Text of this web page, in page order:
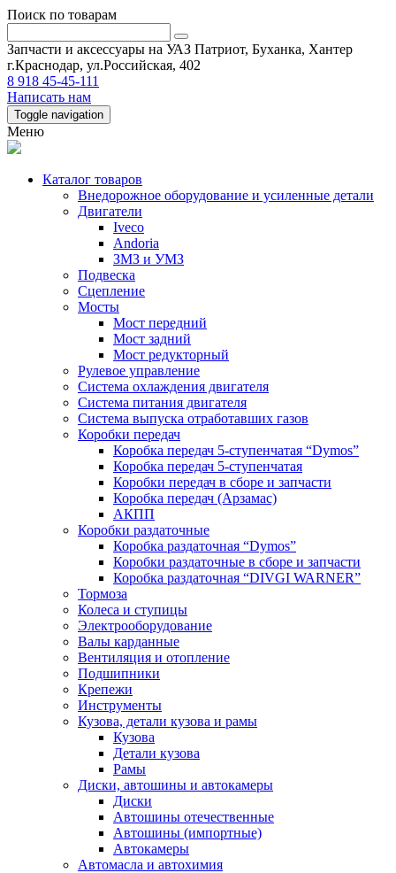
Поиск по товарам
Запчасти и аксессуары на УАЗ Патриот, Буханка, Хантер
г.Краснодар, ул.Российская, 402
8 918 45-45-111
Написать нам
Toggle navigation
Меню
Каталог товаров
Внедорожное оборудование и усиленные детали
Двигатели
Iveco
Andoria
ЗМЗ и УМЗ
Подвеска
Сцепление
Мосты
Мост передний
Мост задний
Мост редукторный
Рулевое управление
Система охлаждения двигателя
Система питания двигателя
Система выпуска отработавших газов
Коробки передач
Коробка передач 5-ступенчатая “Dymos”
Коробка передач 5-ступенчатая
Коробки передач в сборе и запчасти
Коробка передач (Арзамас)
АКПП
Коробки раздаточные
Коробка раздаточная “Dymos”
Коробки раздаточные в сборе и запчасти
Коробка раздаточная “DIVGI WARNER”
Тормоза
Колеса и ступицы
Электрооборудование
Валы карданные
Вентиляция и отопление
Подшипники
Крепежи
Инструменты
Кузова, детали кузова и рамы
Кузова
Детали кузова
Рамы
Диски, автошины и автокамеры
Диски
Автошины отечественные
Автошины (импортные)
Автокамеры
Автомасла и автохимия